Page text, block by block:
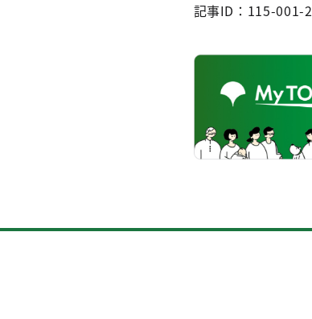
記事ID：115-001-